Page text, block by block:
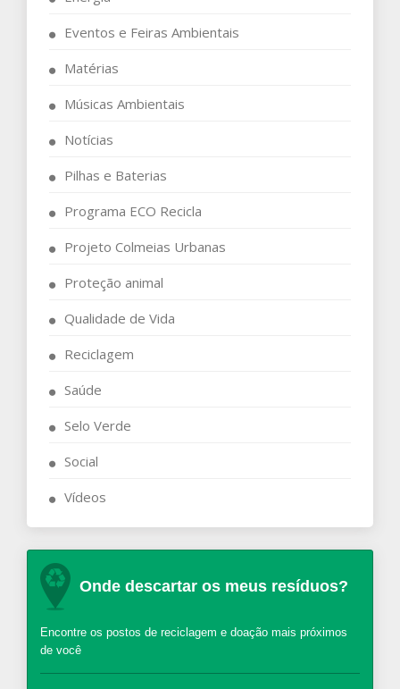
Eventos e Feiras Ambientais
Matérias
Músicas Ambientais
Notícias
Pilhas e Baterias
Programa ECO Recicla
Projeto Colmeias Urbanas
Proteção animal
Qualidade de Vida
Reciclagem
Saúde
Selo Verde
Social
Vídeos